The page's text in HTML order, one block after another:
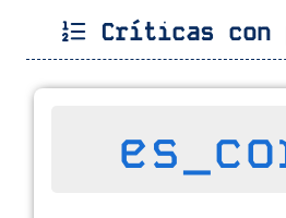
Críticas con